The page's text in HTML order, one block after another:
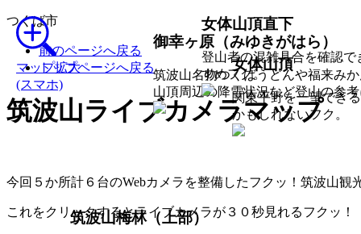
つくば市
前のページへ戻る
トップページへ戻る
筑波山ライブカメラマップ
御幸ヶ原（みゆきがはら）
筑波山名物つくばうどんや福来み
山頂周辺の降雪状況など登山の参
女体山頂直下
登山者の混雑具合を確認
すめフク。
女体山頂
関東平野を一望でき
かもしれないフク。
筑波山梅林（上部）
今回５か所計６台のWebカメラを整備したフクッ！筑波山観
これをクリックするとライブカメラが３０秒見れるフクッ！
マップ拡大
(スマホ)